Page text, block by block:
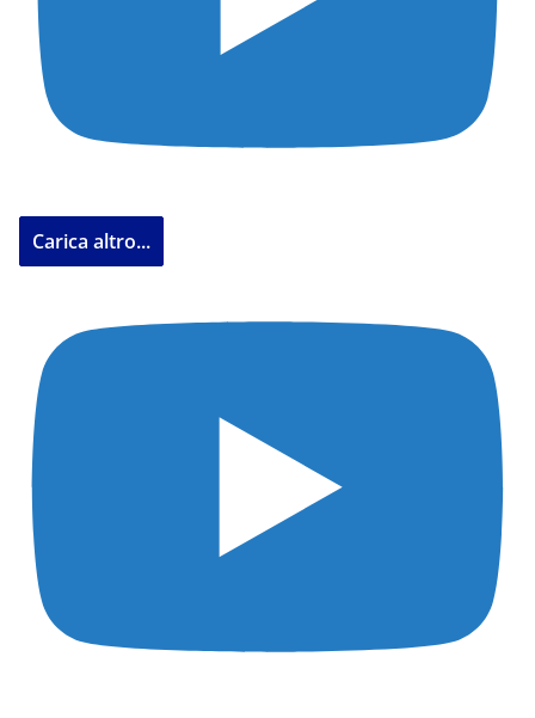
Carica altro...